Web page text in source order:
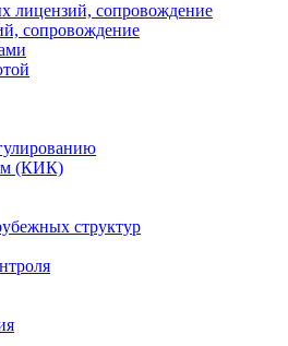
лицензий, сопровождение
сопровождение
(КИК)
структур